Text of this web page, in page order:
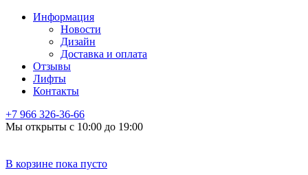
Информация
Новости
Дизайн
Доставка и оплата
Отзывы
Лифты
Контакты
+7 966 326-36-66
Мы открыты с 10:00 до 19:00
В корзине пока пусто